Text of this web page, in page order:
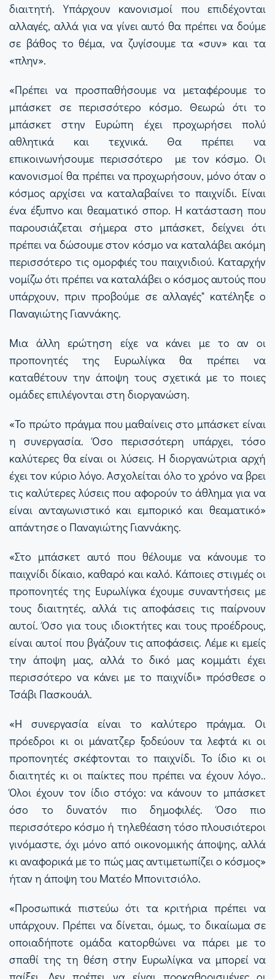
διαιτητή. Υπάρχουν κανονισμοί που επιδέχονται
αλλαγές, αλλά για να γίνει αυτό θα πρέπει να δούμε
σε βάθος το θέμα, να ζυγίσουμε τα «συν» και τα
«πλην».
«Πρέπει να προσπαθήσουμε να μεταφέρουμε το
μπάσκετ σε περισσότερο κόσμο. Θεωρώ ότι το
μπάσκετ στην Ευρώπη έχει προχωρήσει πολύ
αθλητικά και τεχνικά. Θα πρέπει να
επικοινωνήσουμε περισσότερο
με τον κόσμο. Οι
κανονισμοί θα πρέπει να προχωρήσουν, μόνο όταν ο
κόσμος αρχίσει να καταλαβαίνει το παιχνίδι. Είναι
ένα έξυπνο και θεαματικό σπορ. Η κατάσταση που
παρουσιάζεται σήμερα στο μπάσκετ, δείχνει ότι
πρέπει να δώσουμε στον κόσμο να καταλάβει ακόμη
περισσότερο τις ομορφιές του παιχνιδιού. Καταρχήν
νομίζω ότι πρέπει να καταλάβει ο κόσμος αυτούς που
υπάρχουν, πριν προβούμε σε αλλαγές" κατέληξε ο
Παναγιώτης Γιαννάκης.
Μια άλλη ερώτηση είχε να κάνει με το αν οι
προπονητές της Ευρωλίγκα θα πρέπει να
καταθέτουν την άποψη τους σχετικά με το ποιες
ομάδες επιλέγονται στη διοργανώση.
«Το πρώτο πράγμα που μαθαίνεις στο μπάσκετ είναι
η συνεργασία. Όσο περισσότερη υπάρχει, τόσο
καλύτερες θα είναι οι λύσεις. Η διοργανώτρια αρχή
έχει τον κύριο λόγο. Ασχολείται όλο το χρόνο να βρει
τις καλύτερες λύσεις που αφορούν το άθλημα για να
είναι ανταγωνιστικό και εμπορικό και θεαματικό»
απάντησε ο Παναγιώτης Γιαννάκης.
«Στο μπάσκετ αυτό που θέλουμε να κάνουμε το
παιχνίδι δίκαιο, καθαρό και καλό. Κάποιες στιγμές οι
προπονητές της Ευρωλίγκα έχουμε συναντήσεις με
τους διαιτητές, αλλά τις αποφάσεις τις παίρνουν
αυτοί. Όσο για τους ιδιοκτήτες και τους προέδρους,
είναι αυτοί που βγάζουν τις αποφάσεις. Λέμε κι εμείς
την άποψη μας, αλλά το δικό μας κομμάτι έχει
περισσότερο να κάνει με το παιχνίδι» πρόσθεσε ο
Τσάβι Πασκουάλ.
«Η συνεργασία είναι το καλύτερο πράγμα. Οι
πρόεδροι κι οι μάνατζερ ξοδεύουν τα λεφτά κι οι
προπονητές σκέφτονται το παιχνίδι. Το ίδιο κι οι
διαιτητές κι οι παίκτες που πρέπει να έχουν λόγο..
Όλοι έχουν τον ίδιο στόχο: να κάνουν το μπάσκετ
όσο το δυνατόν πιο δημοφιλές. Όσο πιο
περισσότερο κόσμο ή τηλεθέαση τόσο πλουσιότεροι
γινόμαστε, όχι μόνο από οικονομικής άποψης, αλλά
κι αναφορικά με το πώς μας αντιμετωπίζει ο κόσμος»
ήταν η άποψη του Ματέο Μπονιτσιόλο.
«Προσωπικά πιστεύω ότι τα κριτήρια πρέπει να
υπάρχουν. Πρέπει να δίνεται, όμως, το δικαίωμα σε
οποιαδήποτε ομάδα κατορθώνει να πάρει με το
σπαθί της τη θέση στην Ευρωλίγκα να μπορεί να